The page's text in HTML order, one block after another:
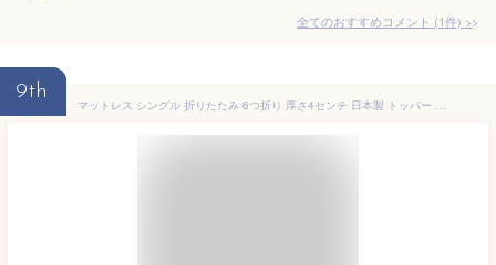
全てのおすすめコメント (1件) >
9th
マットレス シングル 折りたたみ 6つ折り 厚さ4センチ 日本製 トッパー 敷布団 車中履く 来客用 コンパクト ベッド用 国産 ウレタンチップ 高弾性 硬め 底付き感軽減 ウエルタイム